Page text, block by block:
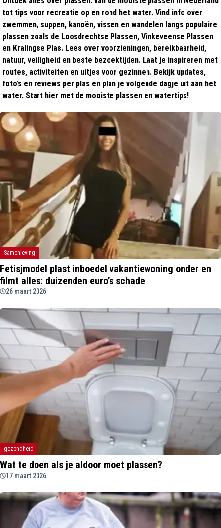
tot tips voor recreatie op en rond het water. Vind info over
zwemmen, suppen, kanoën, vissen en wandelen langs populaire
plassen zoals de Loosdrechtse Plassen, Vinkeveense Plassen
en Kralingse Plas. Lees over voorzieningen, bereikbaarheid,
natuur, veiligheid en beste bezoektijden. Laat je inspireren met
routes, activiteiten en uitjes voor gezinnen. Bekijk updates,
foto’s en reviews per plas en plan je volgende dagje uit aan het
water. Start hier met de mooiste plassen en watertips!
Samenleving
Fetisjmodel plast inboedel vakantiewoning onder en
filmt alles: duizenden euro’s schade
26 maart 2026
gezondheid
Wat te doen als je aldoor moet plassen?
17 maart 2026